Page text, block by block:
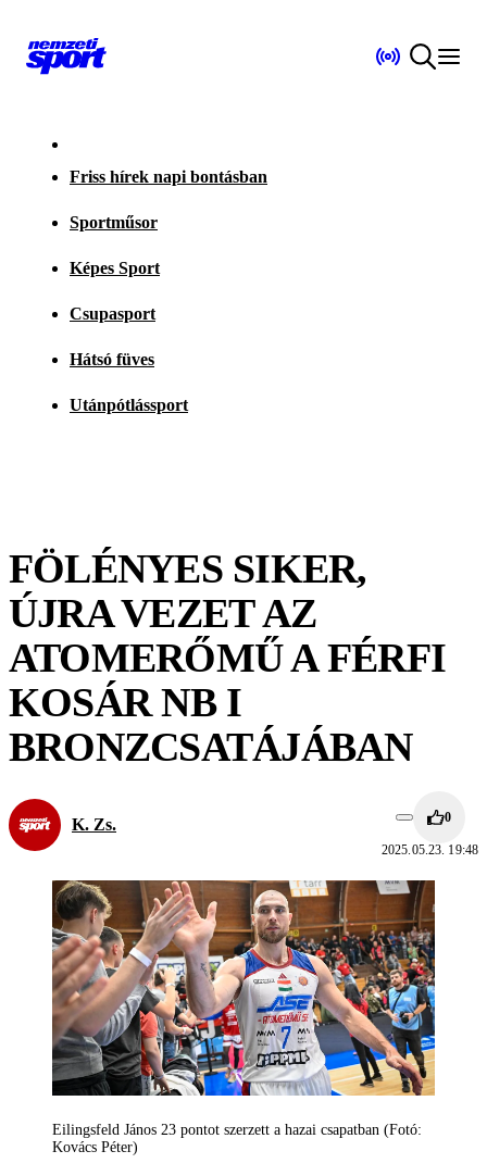
Friss hírek napi bontásban
Sportműsor
Képes Sport
Csupasport
Hátsó füves
Utánpótlássport
FÖLÉNYES SIKER,
ÚJRA VEZET AZ
ATOMERŐMŰ A FÉRFI
KOSÁR NB I
BRONZCSATÁJÁBAN
K. Zs. 0
2025.05.23. 19:48
Eilingsfeld János 23 pontot szerzett a hazai csapatban (Fotó:
Kovács Péter)